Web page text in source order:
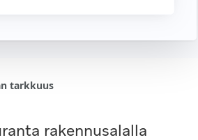
tarkkuus
rakennusalalla